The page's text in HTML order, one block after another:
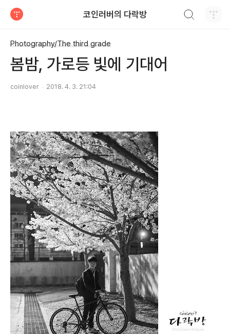
코인러버의 다락방
Photography/The third grade
봄밤, 가로등 빛에 기대어
coinlover 2018. 4. 3. 21:04